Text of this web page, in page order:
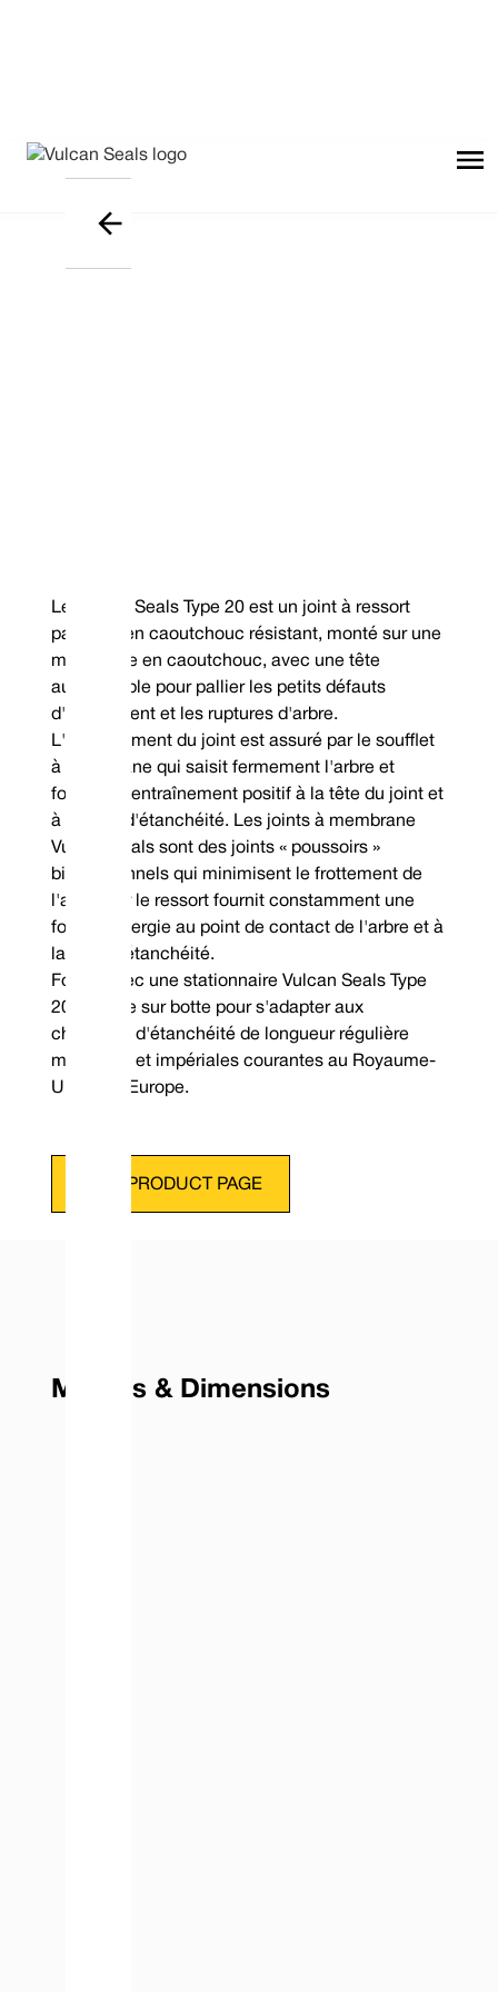
Le Vulcan Seals Type 20 est un joint à ressort
parallèle en caoutchouc résistant, monté sur une
membrane en caoutchouc, avec une tête
autoréglable pour pallier les petits défauts
d'alignement et les ruptures d'arbre.
L'entraînement du joint est assuré par le soufflet
à membrane qui saisit fermement l'arbre et
fournit un entraînement positif à la tête du joint et
à la face d'étanchéité. Les joints à membrane
Vulcan Seals sont des joints « poussoirs »
bidirectionnels qui minimisent le frottement de
l'arbre car le ressort fournit constamment une
force d'énergie au point de contact de l'arbre et à
la face d'étanchéité.
Fourni avec une stationnaire Vulcan Seals Type
20 montée sur botte pour s'adapter aux
chambres d'étanchéité de longueur régulière
métriques et impériales courantes au Royaume-
Uni et en Europe.
VIEW PRODUCT PAGE
Metrics & Dimensions